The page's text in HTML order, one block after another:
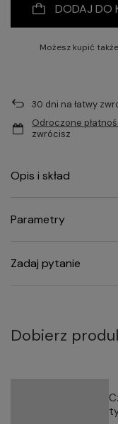
DODAJ DO
Możesz kupić
30 dni na łatwy
Odroczone
zwrócisz
Opis i skład
Parametry
Zadaj pytanie
Dobierz